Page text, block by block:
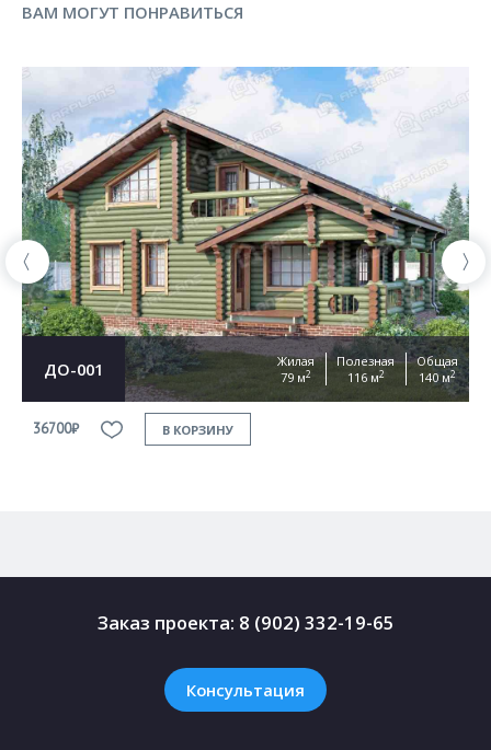
ВАМ МОГУТ ПОНРАВИТЬСЯ
ДО-001
Жилая
79 м2
Полезная
116 м2
Общая
140 м2
36700₽ В КОРЗИНУ
Заказ проекта: 8 (902) 332-19-65
Консультация